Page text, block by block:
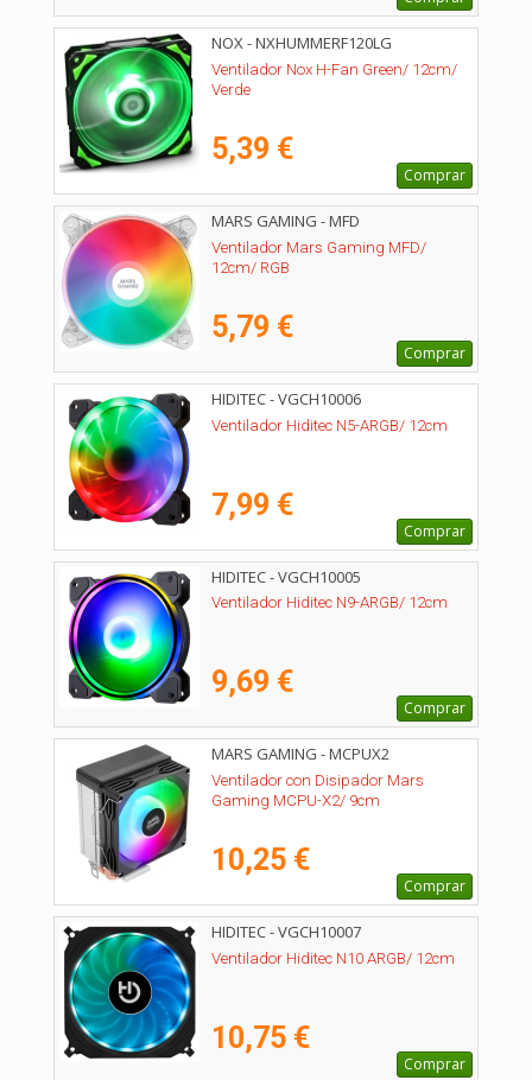
NOX - NXHUMMERF120LG
Ventilador Nox H-Fan Green/ 12cm/
Verde
5,39 €
Comprar
MARS GAMING - MFD
Ventilador Mars Gaming MFD/
12cm/ RGB
5,79 €
Comprar
HIDITEC - VGCH10006
Ventilador Hiditec N5-ARGB/ 12cm
7,99 €
Comprar
HIDITEC - VGCH10005
Ventilador Hiditec N9-ARGB/ 12cm
9,69 €
Comprar
MARS GAMING - MCPUX2
Ventilador con Disipador Mars
Gaming MCPU-X2/ 9cm
10,25 €
Comprar
HIDITEC - VGCH10007
Ventilador Hiditec N10 ARGB/ 12cm
10,75 €
Comprar